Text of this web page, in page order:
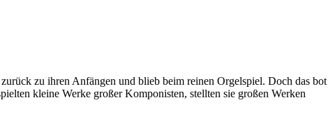
zu ihren Anfängen und blieb beim reinen Orgelspiel. Doch das bot
kleine Werke großer Komponisten, stellten sie großen Werken